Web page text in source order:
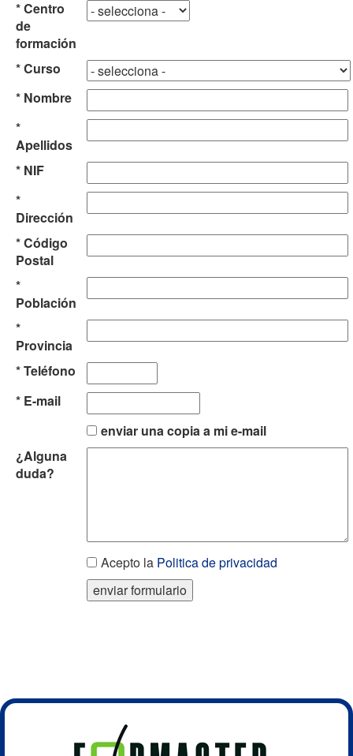
* Centro
de
formación
* Curso
* Nombre
*
Apellidos
* NIF
*
Dirección
* Código
Postal
*
Población
*
Provincia
* Teléfono
* E-mail
enviar una copia a mi e-mail
¿Alguna
duda?
Acepto la Politica de privacidad